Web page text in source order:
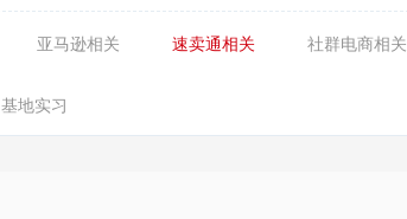
亚马逊相关 速卖通相关 社群电商相关
基地实习